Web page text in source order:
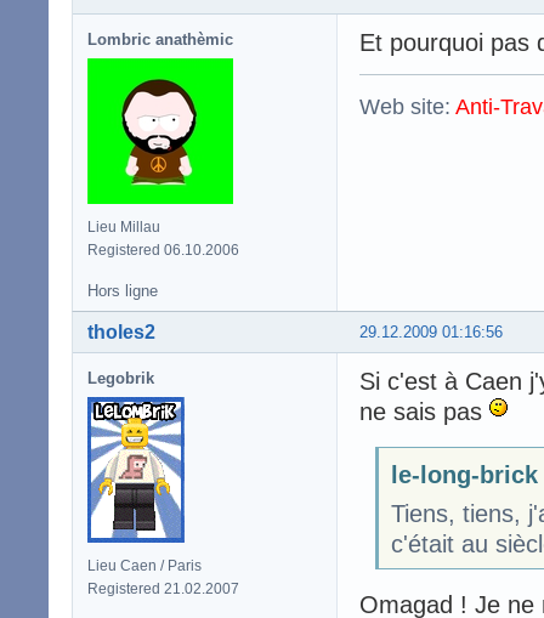
Lombric anathèmic
Lieu Millau
Registered 06.10.2006
Et pourquoi pas
Web site: Anti-
Hors ligne
29.12.2009 01:16:56
tholes2
Legobrik
Lieu Caen / Paris
Registered 21.02.2007
Si c'est à Caen
ne sais pas
le-long-
Tiens, tiens,
c'était au
Omagad ! Je ne